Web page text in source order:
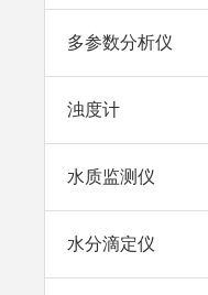
多参数分析仪
浊度计
水质监测仪
水分滴定仪